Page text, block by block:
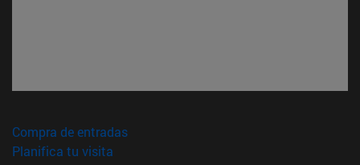
Compra de entradas(abre en nueva ventana)
Planifica tu visita